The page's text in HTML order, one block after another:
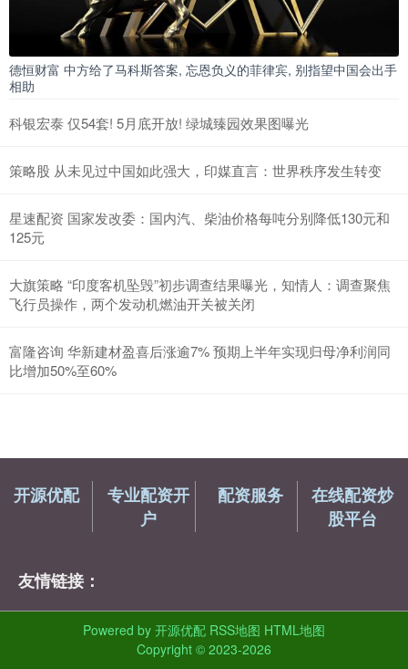
德恒财富 中方给了马科斯答案, 忘恩负义的菲律宾, 别指望中国会出手
相助
科银宏泰 仅54套! 5月底开放! 绿城臻园效果图曝光
策略股 从未见过中国如此强大，印媒直言：世界秩序发生转变
星速配资 国家发改委：国内汽、柴油价格每吨分别降低130元和
125元
大旗策略 “印度客机坠毁”初步调查结果曝光，知情人：调查聚焦
飞行员操作，两个发动机燃油开关被关闭
富隆咨询 华新建材盈喜后涨逾7% 预期上半年实现归母净利润同
比增加50%至60%
开源优配
专业配资开
户
配资服务
在线配资炒
股平台
友情链接：
Powered by 开源优配 RSS地图 HTML地图
Copyright © 2023-2026